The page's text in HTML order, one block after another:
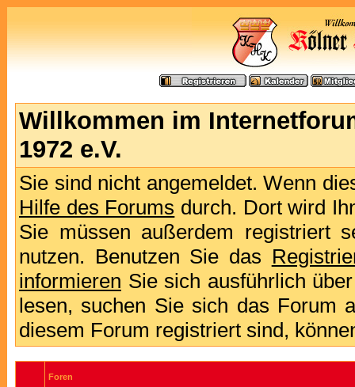
Willkommen im
1972 e.V.
Sie sind nicht angemeldet. Wenn
Hilfe des Forums durch. Dort wird
Sie müssen außerdem registriert
nutzen. Benutzen Sie das
informieren Sie sich ausführlich
lesen, suchen Sie sich das Forum
diesem Forum registriert sind,
Foren